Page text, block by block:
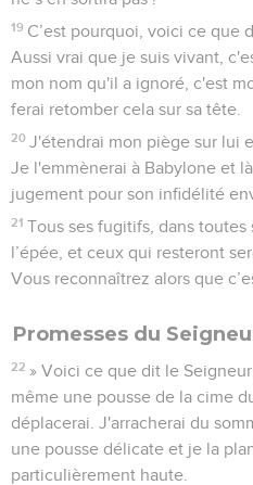
19 C’est pourquoi, voici ce que
Aussi vrai que je suis vivant,
mon nom qu'il a ignoré, c'est
ferai retomber cela sur sa tête.
20 J'étendrai mon piège sur lui
Je l'emmènerai à Babylone et
jugement pour son infidélité
21 Tous ses fugitifs, dans
l’épée, et ceux qui resteront
Vous reconnaîtrez alors que
Promesses du
22 » Voici ce que dit le
même une pousse de la cime
déplacerai. J'arracherai du
une pousse délicate et je la
particulièrement haute.